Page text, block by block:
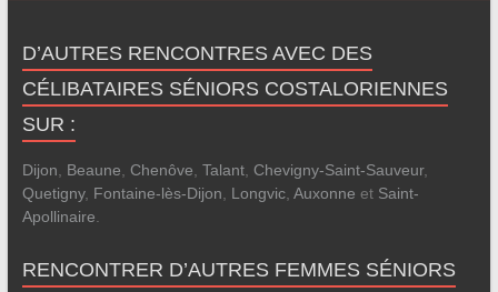
D’AUTRES RENCONTRES AVEC DES
CÉLIBATAIRES SÉNIORS COSTALORIENNES
SUR :
Dijon Beaune Chenôve Talant, Chevigny-Saint-Sauveur,
Quetigny, Fontaine-lès-Dijon Longvic, Auxonne et Saint-
Apollinaire
RENCONTRER D’AUTRES FEMMES SÉNIORS